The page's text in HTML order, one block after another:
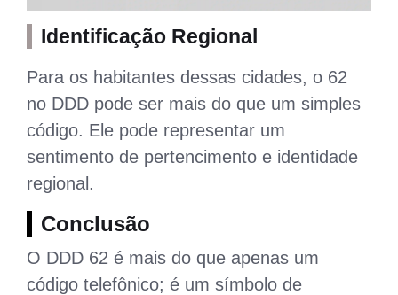
Identificação Regional
Para os habitantes dessas cidades, o 62
no DDD pode ser mais do que um simples
código. Ele pode representar um
sentimento de pertencimento e identidade
regional.
Conclusão
O DDD 62 é mais do que apenas um
código telefônico; é um símbolo de